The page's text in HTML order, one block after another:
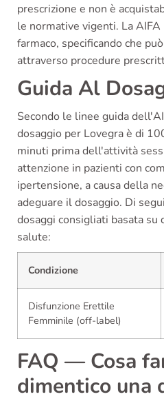
prescrizione e non è
le normative vigenti. La
farmaco, specificando che
attraverso procedure
Guida Al
Secondo le linee guida
dosaggio per Lovegra è di
minuti prima dell'attività
attenzione in pazienti con
ipertensione, a causa della
adeguare il dosaggio. Di
dosaggi consigliati basata su
salute:
Condizione
Disfunzione Erettile
Femminile (off-label)
FAQ — Cosa
dimentico una